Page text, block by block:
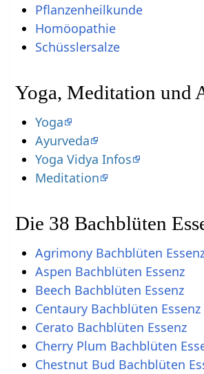
Pflanzenheilkunde
Homöopathie
Schüsslersalze‏‎
Yoga, Meditation und
Yoga
Ayurveda
Yoga Vidya Infos
Meditation
Die 38 Bachblüten
Agrimony Bachblüten
Aspen Bachblüten Essenz
Beech Bachblüten Essenz
Centaury Bachblüten Essenz
Cerato Bachblüten Essenz
Cherry Plum Bachblüten
Chestnut Bud Bachblüten